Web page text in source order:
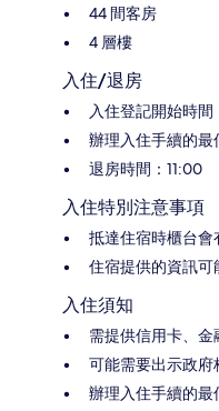
44 間客房
4 層樓
入住/退房
入住登記開始時
辦理入住手續的最
退房時間：11:00
入住特別注意事項
抵達住宿時櫃台會
住宿提供的資訊
入住須知
需提供信用卡、
可能需要出示政
辦理入住手續的最